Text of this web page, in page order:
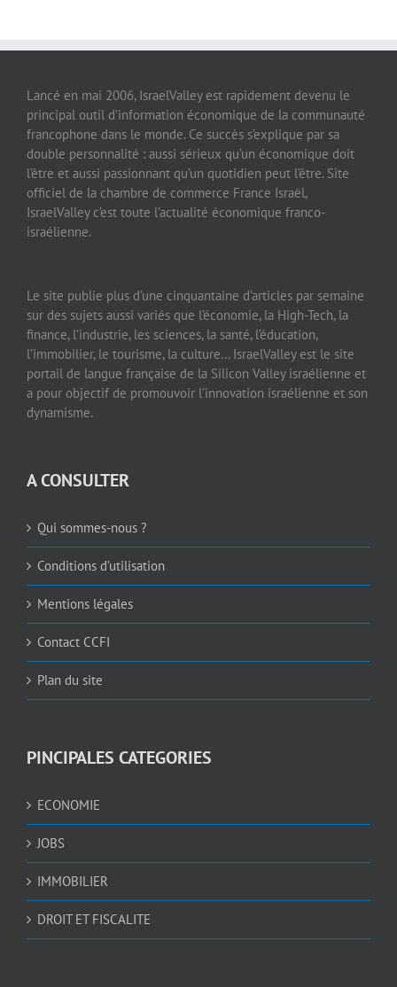
Lancé en mai 2006, IsraelValley est rapidement devenu le
principal outil d’information économique de la communauté
francophone dans le monde. Ce succès s’explique par sa
double personnalité : aussi sérieux qu’un économique doit
l’être et aussi passionnant qu’un quotidien peut l’être. Site
officiel de la chambre de commerce France Israël,
IsraelValley c’est toute l’actualité économique franco-
israélienne.
Le site publie plus d’une cinquantaine d’articles par semaine
sur des sujets aussi variés que l’économie, la High-Tech, la
finance, l’industrie, les sciences, la santé, l’éducation,
l’immobilier, le tourisme, la culture… IsraelValley est le site
portail de langue française de la Silicon Valley israélienne et
a pour objectif de promouvoir l’innovation israélienne et son
dynamisme.
A CONSULTER
Qui sommes-nous ?
Conditions d’utilisation
Mentions légales
Contact CCFI
Plan du site
PINCIPALES CATEGORIES
ECONOMIE
JOBS
IMMOBILIER
DROIT ET FISCALITE